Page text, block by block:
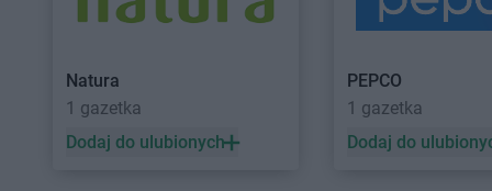
BRICOMARCHE Olecko
BRICOMARCHE
BRICOMARCHE
BRICOMARCHE
BRICOMARCHE
BRICOMARCHE Pionki
BRICOMARCHE
Trybunalski
BRICOMARCHE
BRICOMARCHE
Natura
1 gazetka
Dodaj do ulubionych
PEPCO
1 gazetka
Dodaj do